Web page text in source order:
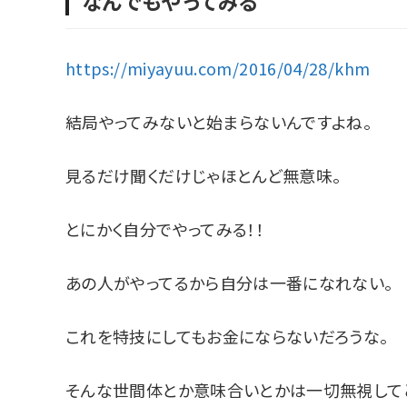
https://miyayuu.com/2016/04/28/khm
結局やってみないと始まらないんですよね。
見るだけ聞くだけじゃほとんど無意味。
とにかく自分でやってみる！！
あの人がやってるから自分は一番になれない。
これを特技にしてもお金にならないだろうな。
そんな世間体とか意味合いとかは一切無視して